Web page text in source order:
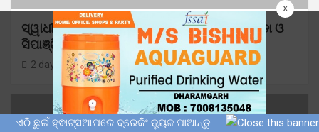
x
ସ୍ୱାଧୀନତା କପ ଫୁଟବଲ ଚମ୍ପିୟାନସିପରେ ବାଲିଗୁଡା ଓ
ସିପାଞ୍ଜିରୀ ଦଳ ବିଜୟୀ
2 days ago Sunil Kumar Dhangadamajhi
ଏଠି ଛୁଇଁ ହ୍ଵାଟ୍ସଆପରେ ବ୍ରେକିଂ ନ୍ୟୁଜ ପାଆନ୍ତୁ